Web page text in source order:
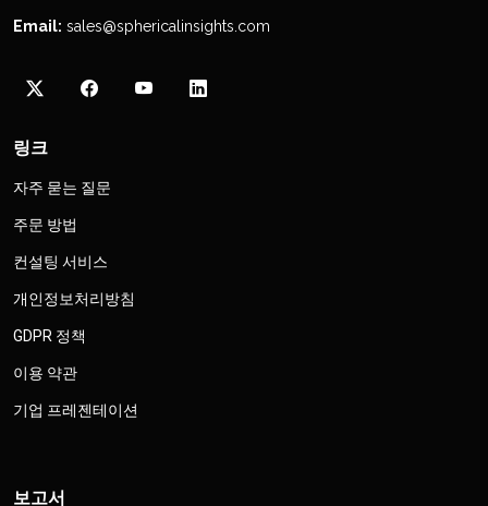
Email: sales@sphericalinsights.com
링크
자주 묻는 질문
주문 방법
컨설팅 서비스
개인정보처리방침
GDPR 정책
이용 약관
기업 프레젠테이션
보고서